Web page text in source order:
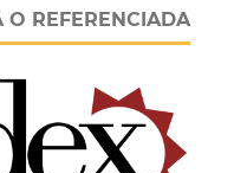
O REFERENCIADA